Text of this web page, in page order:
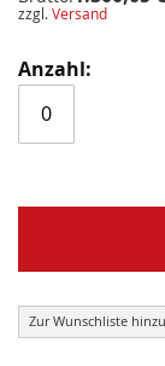
zzgl.Versand
Zur Wunschliste